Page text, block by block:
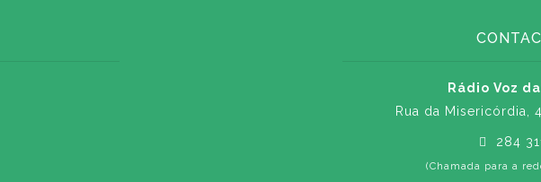
Rádio Voz
Rua da Misericórdia,
284
(Chamada para a